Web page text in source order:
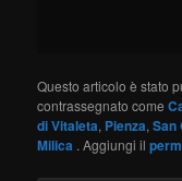
Questo articolo è stato
contrassegnato come
di Vitaleta, Pienza,San
Milica . Aggiungi il